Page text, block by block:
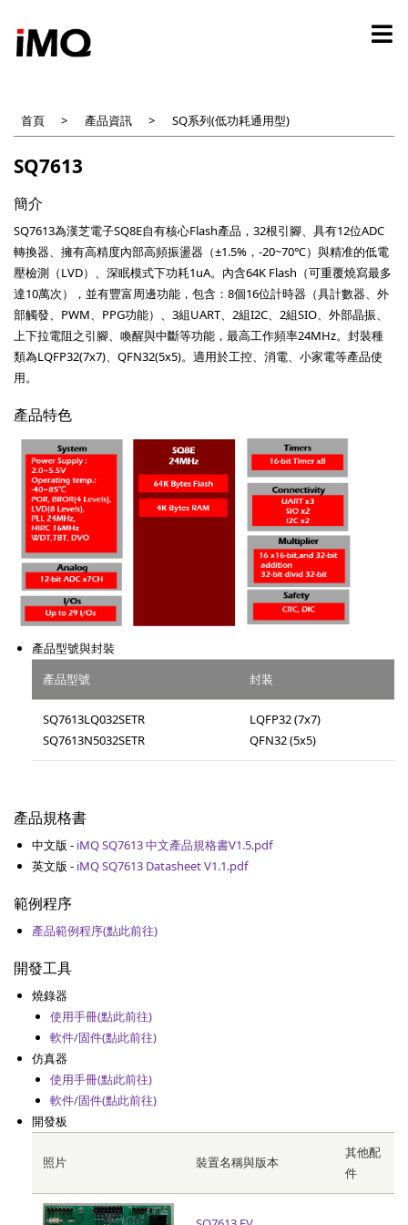
首頁
產品資訊 SQ系列(低功耗通用型)
SQ7613
簡介
SQ7613為漢芝電子SQ8E自有核心Flash產品，32根引腳、具有12位ADC
轉換器、擁有高精度內部高頻振盪器（±1.5%，-20~70℃）與精准的低電
壓檢測（LVD）、深眠模式下功耗1uA。內含64K Flash（可重覆燒寫最多
達10萬次），並有豐富周邊功能，包含：8個16位計時器（具計數器、外
部觸發、PWM、PPG功能）、3組UART、2組I2C、2組SIO、外部晶振、
上下拉電阻之引腳、喚醒與中斷等功能，最高工作頻率24MHz。封裝種
類為LQFP32(7x7)、QFN32(5x5)。適用於工控、消電、小家電等產品使
用。
產品特色
產品型號與封裝
產品型號
封装
SQ7613LQ032SETR
SQ7613N5032SETR
LQFP32 (7x7)
QFN32 (5x5)
產品規格書
中文版 - iMQ SQ7613 中文產品規格書V1.5.pdf
英文版 - iMQ SQ7613 Datasheet V1.1.pdf
範例程序
產品範例程序(點此前往)
開發工具
燒錄器
使用手冊(點此前往)
軟件/固件(點此前往)
仿真器
使用手冊(點此前往)
軟件/固件(點此前往)
開發板
照片 裝置名稱與版本
其他配
件